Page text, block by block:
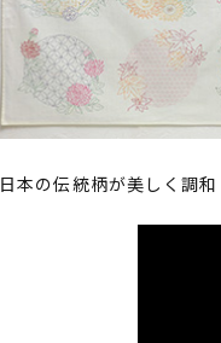
本の伝統柄が美しく調